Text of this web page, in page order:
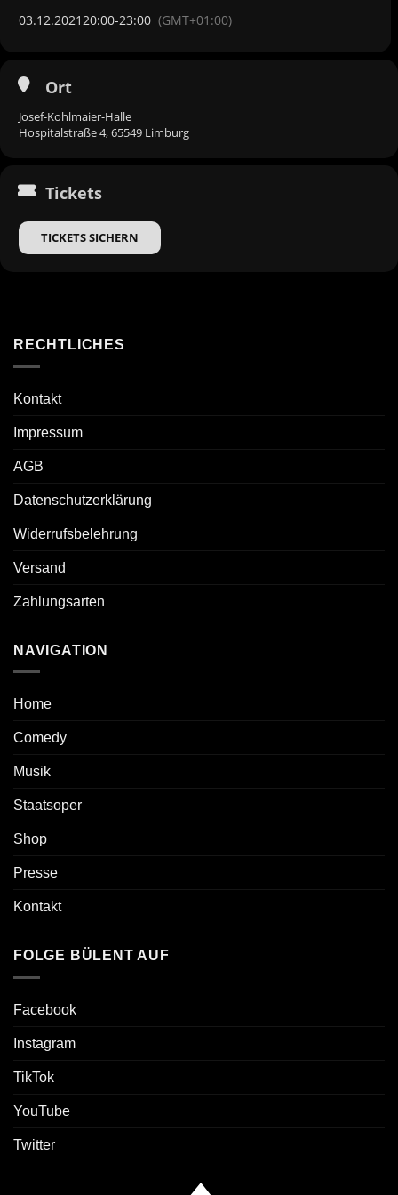
03.12.202120:00-23:00 (GMT+01:00)
Ort
Josef-Kohlmaier-Halle
Hospitalstraße 4, 65549 Limburg
Tickets
TICKETS SICHERN
RECHTLICHES
Kontakt
Impressum
AGB
Datenschutzerklärung
Widerrufsbelehrung
Versand
Zahlungsarten
NAVIGATION
Home
Comedy
Musik
Staatsoper
Shop
Presse
Kontakt
FOLGE BÜLENT AUF
Facebook
Instagram
TikTok
YouTube
Twitter